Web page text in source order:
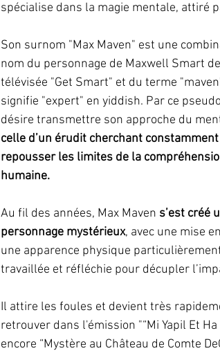
spécialise dans la magie mentale, attiré
Son surnom "Max Maven" est une
nom du personnage de Maxwell Smart
télévisée "Get Smart" et du terme
signifie "expert" en yiddish. Par ce
désire transmettre son approche du
celle d’un érudit cherchant
repousser les limites de la
humaine.
Au fil des années, Max Maven s’est créé
personnage mystérieux, avec une mise
une apparence physique
travaillée et réfléchie pour décupler
Il attire les foules et devient très
retrouver dans l'émission "“Mi Yapil Et
encore “Mystère au Château de Comte